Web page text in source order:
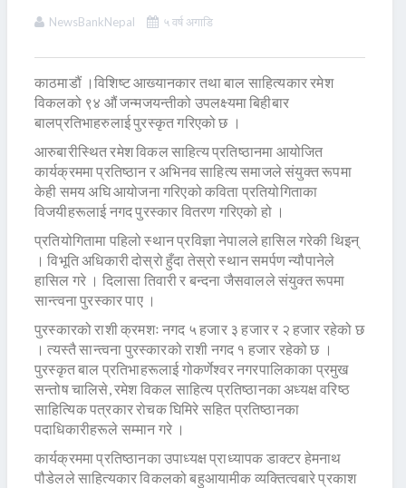
NewsBankNepal ५ वर्ष अगाडि
काठमाडौं ।विशिष्ट आख्यानकार तथा बाल साहित्यकार रमेश
विकलको ९४ औं जन्मजयन्तीको उपलक्ष्यमा बिहीबार
बालप्रतिभाहरुलाई पुरस्कृत गरिएको छ ।
आरुबारीस्थित रमेश विकल साहित्य प्रतिष्ठानमा आयोजित
कार्यक्रममा प्रतिष्ठान र अभिनव साहित्य समाजले संयुक्त रूपमा
केही समय अघि आयोजना गरिएको कविता प्रतियोगिताका
विजयीहरूलाई नगद पुरस्कार वितरण गरिएको हो ।
प्रतियोगितामा पहिलो स्थान प्रविज्ञा नेपालले हासिल गरेकी थिइन्
। विभूति अधिकारी दोस्रो हुँदा तेस्रो स्थान समर्पण न्यौपानेले
हासिल गरे । दिलासा तिवारी र बन्दना जैसवालले संयुक्त रूपमा
सान्त्वना पुरस्कार पाए ।
पुरस्कारको राशी क्रमशः नगद ५ हजार ३ हजार र २ हजार रहेको छ
। त्यस्तै सान्त्वना पुरस्कारको राशी नगद १ हजार रहेको छ ।
पुरस्कृत बाल प्रतिभाहरूलाई गोकर्णेश्वर नगरपालिकाका प्रमुख
सन्तोष चालिसे, रमेश विकल साहित्य प्रतिष्ठानका अध्यक्ष वरिष्ठ
साहित्यिक पत्रकार रोचक घिमिरे सहित प्रतिष्ठानका
पदाधिकारीहरूले सम्मान गरे ।
कार्यक्रममा प्रतिष्ठानका उपाध्यक्ष प्राध्यापक डाक्टर हेमनाथ
पौडेलले साहित्यकार विकलको बहुआयामीक व्यक्तित्वबारे प्रकाश